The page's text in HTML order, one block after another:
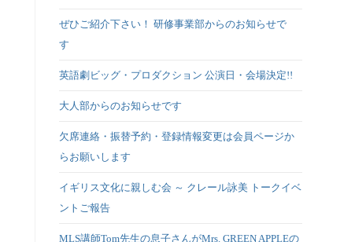
ぜひご紹介下さい！ 研修事業部からのお知らせで
す
英語劇ビッグ・プロダクション 公演日・会場決定!!
大人部からのお知らせです
欠席連絡・振替予約・登録情報変更は会員ページか
らお願いします
イギリス文化に親しむ会 ～ クレール詠美 トークイベ
ントご報告
MLS講師Tom先生の息子さんがMrs. GREEN APPLEの